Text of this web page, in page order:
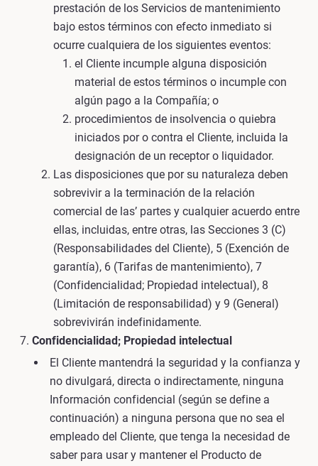
prestación de los Servicios de mantenimiento
bajo estos términos con efecto inmediato si
ocurre cualquiera de los siguientes eventos:
el Cliente incumple alguna disposición
material de estos términos o incumple con
algún pago a la Compañía; o
procedimientos de insolvencia o quiebra
iniciados por o contra el Cliente, incluida la
designación de un receptor o liquidador.
Las disposiciones que por su naturaleza deben
sobrevivir a la terminación de la relación
comercial de las’ partes y cualquier acuerdo entre
ellas, incluidas, entre otras, las Secciones 3 (C)
(Responsabilidades del Cliente), 5 (Exención de
garantía), 6 (Tarifas de mantenimiento), 7
(Confidencialidad; Propiedad intelectual), 8
(Limitación de responsabilidad) y 9 (General)
sobrevivirán indefinidamente.
Confidencialidad; Propiedad intelectual
El Cliente mantendrá la seguridad y la confianza y
no divulgará, directa o indirectamente, ninguna
Información confidencial (según se define a
continuación) a ninguna persona que no sea el
empleado del Cliente, que tenga la necesidad de
saber para usar y mantener el Producto de